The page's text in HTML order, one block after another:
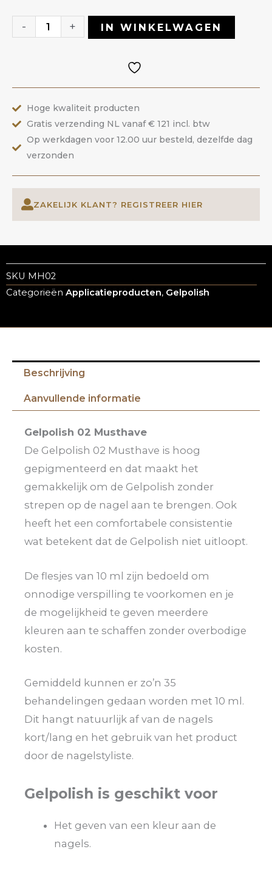
-
Musthave
+ IN WINKELWAGEN
Hoge kwaliteit producten
Gratis verzending NL vanaf € 121 incl. btw
Op werkdagen voor 12.00 uur besteld, dezelfde dag
verzonden
ZAKELIJK KLANT? REGISTREER HIER
SKU MH02
Categorieën Applicatieproducten, Gelpolish
Beschrijving
Aanvullende informatie
Gelpolish 02 Musthave
De Gelpolish 02 Musthave is hoog
gepigmenteerd en dat maakt het
gemakkelijk om de Gelpolish zonder
strepen op de nagel aan te brengen. Ook
heeft het een comfortabele consistentie
wat betekent dat de Gelpolish niet uitloopt.
De flesjes van 10 ml zijn bedoeld om
onnodige verspilling te voorkomen en je
de mogelijkheid te geven meerdere
kleuren aan te schaffen zonder overbodige
kosten.
Gemiddeld kunnen er zo’n 35
behandelingen gedaan worden met 10 ml.
Dit hangt natuurlijk af van de nagels
kort/lang en het gebruik van het product
door de nagelstyliste.
Gelpolish is geschikt voor
Het geven van een kleur aan de
nagels.